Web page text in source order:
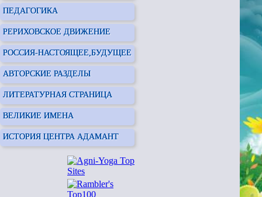
ПЕДАГОГИКА
РЕРИХОВСКОЕ ДВИЖЕНИЕ
РОССИЯ-НАСТОЯЩЕЕ,БУДУЩЕЕ
АВТОРСКИЕ РАЗДЕЛЫ
ЛИТЕРАТУРНАЯ СТРАНИЦА
ВЕЛИКИЕ ИМЕНА
ИСТОРИЯ ЦЕНТРА АДАМАНТ